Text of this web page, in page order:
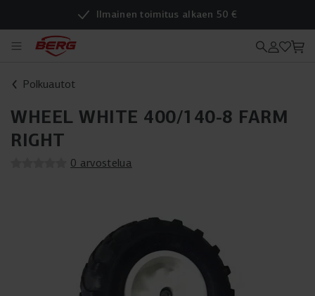
Ilmainen toimitus alkaen 50 €
Polkuautot
WHEEL WHITE 400/140-8 FARM
RIGHT
0 arvostelua